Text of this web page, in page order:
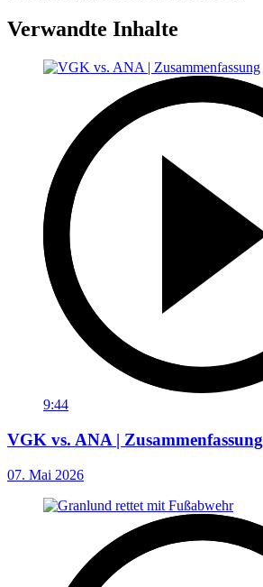
Verwandte Inhalte
9:44
VGK vs. ANA | Zusammenfassung
07. Mai 2026